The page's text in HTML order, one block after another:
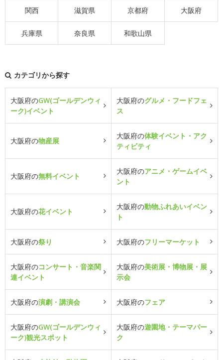
関西 滋賀県 京都府 大阪府
兵庫県 奈良県 和歌山県
カテゴリから探す
大阪府のGW(ゴールデンウィ
ーク)イベント
大阪府のグルメ・フードフェ
ス
大阪府の物産展
大阪府の体験イベント・アク
ティビティ
大阪府の無料イベント
大阪府のアニメ・ゲームイベ
ント
大阪府の花イベント
大阪府の動物ふれあいイベン
ト
大阪府の祭り 大阪府のフリーマーケット
大阪府のコンサート・音楽関
連イベント
大阪府の美術展・博物展・展
示会
大阪府の演劇・講演会 大阪府のフェア
大阪府のGW(ゴールデンウィ
ーク)観光スポット
大阪府の遊園地・テーマパー
ク